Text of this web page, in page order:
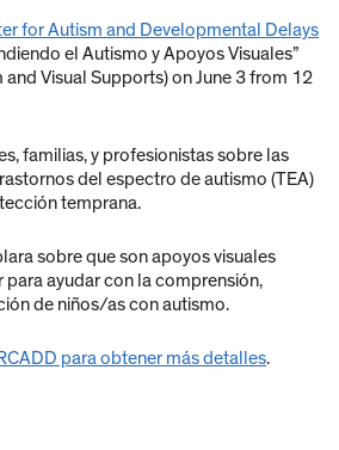
for Autism and Developmental Delays
el Autismo y Apoyos Visuales”
Visual Supports) on June 3 from 12
familias, y profesionistas sobre las
del espectro de autismo (TEA)
temprana.
sobre que son apoyos visuales
para ayudar con la comprensión,
de niños/as con autismo.
para obtener más detalles.